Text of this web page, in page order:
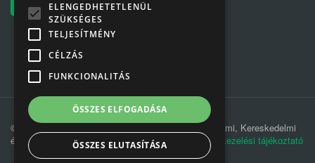
© 2019 MÁV-REC Hulladékkezelési, Környezetvédelmi, Kereskedelmi
és Szolgáltató Kft. |Adatkezelési tájékoztató Adatkezelési tájékoztató
ELENGEDHETETLENÜL
SZÜKSÉGES
TELJESÍTMÉNY
CÉLZÁS
FUNKCIONALITÁS
ÖSSZES ELFOGADÁSA
ÖSSZES ELUTASÍTÁSA